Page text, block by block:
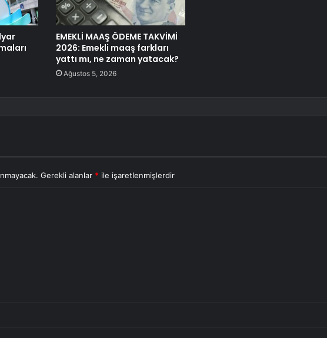
EMEKLİ MAAŞ ÖDEME TAKVİMİ
2026: Emekli maaş farkları
yattı mı, ne zaman yatacak?
Ağustos 5, 2026
Gerekli alanlar * ile işaretlenmişlerdir